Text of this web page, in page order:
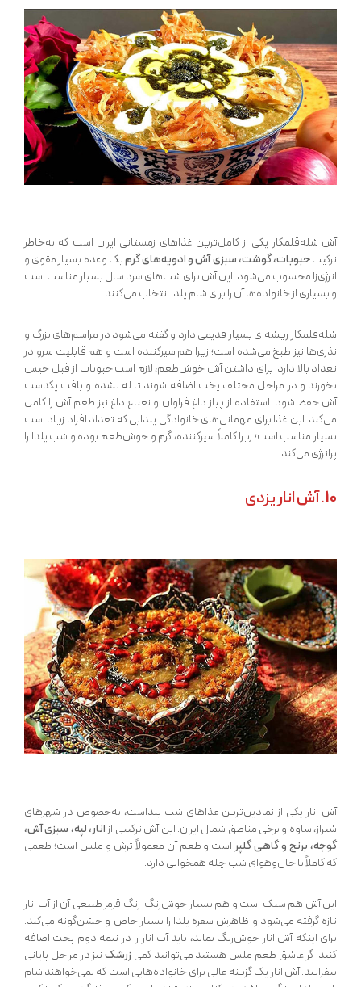
آش شله‌قلمکار یکی از کامل‌ترین غذاهای زمستانی ایران است که به‌خاطر
ترکیبحبوبات، گوشت، سبزی آش و ادویه‌های گرمیک وعده بسیار مقوی و
انرژی‌زا محسوب می‌شود. این آش برای شب‌های سرد سال بسیار مناسب است
و بسیاری از خانواده‌ها آن را برای شام یلدا انتخاب می‌کنند.
شله‌قلمکار ریشه‌ای بسیار قدیمی دارد و گفته می‌شود در مراسم‌های بزرگ و
نذری‌ها نیز طبخ می‌شده است؛ زیرا هم سیرکننده است و هم قابلیت سرو در
تعداد بالا دارد. برای داشتن آش خوش‌طعم، لازم است حبوبات از قبل خیس
بخورند و در مراحل مختلف پخت اضافه شوند تا له نشده و بافت یکدست
آش حفظ شود. استفاده از پیاز داغ فراوان و نعناع داغ نیز طعم آش را کامل
می‌کند. این غذا برای مهمانی‌های خانوادگی یلدایی که تعداد افراد زیاد است
بسیار مناسب است؛ زیرا کاملاً سیرکننده، گرم و خوش‌طعم بوده و شب یلدا را
پرانرژی می‌کند.
10. آش انار یزدی
آش انار یکی از نمادین‌ترین غذاهای شب یلداست، به‌خصوص در شهرهای
شیراز، ساوه و برخی مناطق شمال ایران. این آش ترکیبی ازانار، لپه، سبزی آش،
گوجه، برنج و گاهی گلپر است و طعم آن معمولاً ترش و ملس است؛ طعمی
که کاملاً با حال‌و‌هوای شب چله همخوانی دارد.
این آش هم سبک است و هم بسیار خوش‌رنگ. رنگ قرمز طبیعی آن از آب انار
تازه گرفته می‌شود و ظاهرش سفره یلدا را بسیار خاص و جشن‌گونه می‌کند.
برای اینکه آش انار خوش‌رنگ بماند، باید آب انار را در نیمه دوم پخت اضافه
کنید. گر عاشق طعم ملس هستید می‌توانید کمی زرشکنیز در مراحل پایانی
بیفزایید. آش انار یک گزینه عالی برای خانواده‌هایی است که نمی‌خواهند شام